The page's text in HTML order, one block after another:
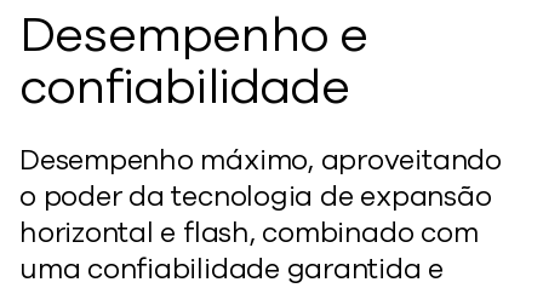
Desempenho e
confiabilidade
Desempenho máximo, aproveitando
o poder da tecnologia de expansão
horizontal e flash, combinado com
uma confiabilidade garantida e